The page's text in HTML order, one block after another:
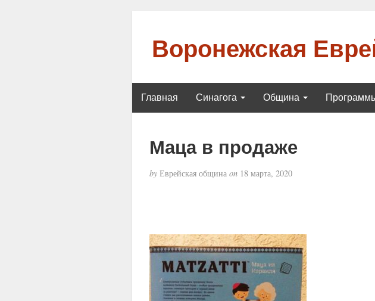
Воронежская
Главная Синагога Община
Маца в продаже
byЕврейская община on18 марта, 2020